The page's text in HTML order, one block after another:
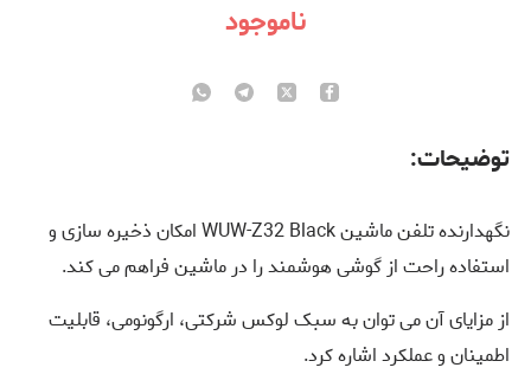
ناموجود
توضیحات:
نگهدارنده تلفن ماشین WUW-Z32 Black امکان ذخیره سازی و
استفاده راحت از گوشی هوشمند را در ماشین فراهم می کند.
از مزایای آن می توان به سبک لوکس شرکتی، ارگونومی، قابلیت
اطمینان و عملکرد اشاره کرد.